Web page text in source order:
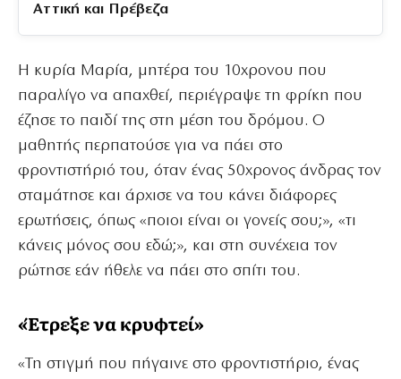
Αττική και Πρέβεζα
Η κυρία Μαρία, μητέρα του 10χρονου που
παραλίγο να απαχθεί, περιέγραψε τη φρίκη που
έζησε το παιδί της στη μέση του δρόμου. Ο
μαθητής περπατούσε για να πάει στο
φροντιστήριό του, όταν ένας 50χρονος άνδρας τον
σταμάτησε και άρχισε να του κάνει διάφορες
ερωτήσεις, όπως «ποιοι είναι οι γονείς σου;», «τι
κάνεις μόνος σου εδώ;», και στη συνέχεια τον
ρώτησε εάν ήθελε να πάει στο σπίτι του.
«Έτρεξε να κρυφτεί»
«Τη στιγμή που πήγαινε στο φροντιστήριο, ένας